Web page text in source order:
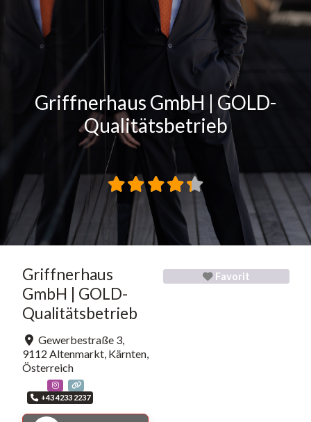
Griffnerhaus GmbH | GOLD-
Qualitätsbetrieb
Griffnerhaus
GmbH | GOLD-
Qualitätsbetrieb
Gewerbestraße 3,
9112 Altenmarkt, Kärnten,
Österreich
+43 4233 2237
Favorit